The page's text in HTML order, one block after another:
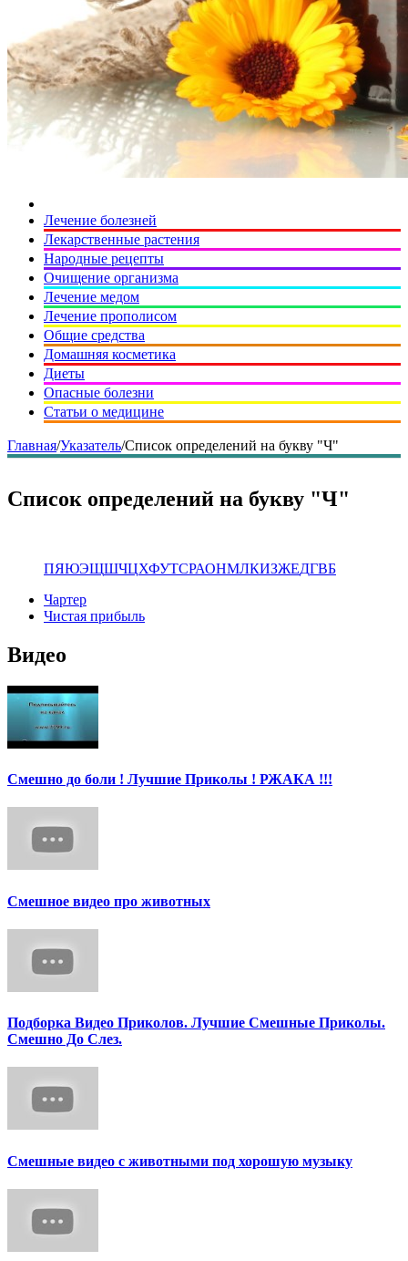
Лечение болезней
Лекарственные растения
Народные рецепты
Очищение организма
Лечение медом
Лечение прополисом
Общие средства
Домашняя косметика
Диеты
Опасные болезни
Статьи о медицине
Главная/Указатель/Список определений на букву "Ч"
Список определений на букву "Ч"
ПЯЮЭЩШЧЦХФУТСРАОНМЛКИЗЖЕДГВБ
Чартер
Чистая прибыль
Видео
Смешно до боли ! Лучшие Приколы ! РЖАКА !!!
Смешное видео про животных
Подборка Видео Приколов. Лучшие Смешные Приколы.
Смешно До Слез.
Смешные видео с животными под хорошую музыку